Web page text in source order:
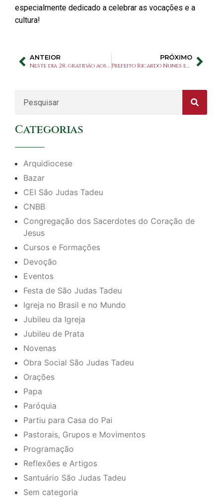
especialmente dedicado a celebrar as vocações e a
cultura!
ANTEIOR
Neste dia 28, gratidão aos voluntários do nosso Santuário!
PRÓXIMO
Prefeito Ricardo Nunes em dia votivo do Padroeiro com Projeto Boulevard
Categorias
Arquidiocese
Bazar
CEI São Judas Tadeu
CNBB
Congregação dos Sacerdotes do Coração de
Jesus
Cursos e Formações
Devoção
Eventos
Festa de São Judas Tadeu
Igreja no Brasil e no Mundo
Jubileu da Igreja
Jubileu de Prata
Novenas
Obra Social São Judas Tadeu
Orações
Papa
Paróquia
Partiu para Casa do Pai
Pastorais, Grupos e Movimentos
Programação
Reflexões e Artigos
Santuário São Judas Tadeu
Sem categoria